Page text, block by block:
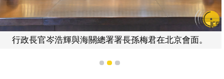
行政長官岑浩輝與海關總署署長孫梅君在北京會面。
1 2 3